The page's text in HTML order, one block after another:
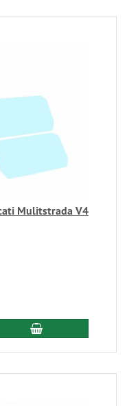
Mulitstrada V4